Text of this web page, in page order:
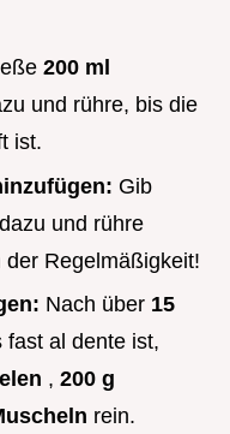
200 ml
und rühre, bis die
ist.
Gib
und rühre
Regelmäßigkeit!
Nach über 15
fast al dente ist,
, 200 g
rein.